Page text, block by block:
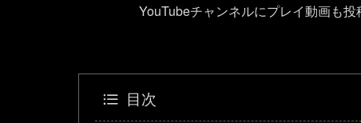
YouTubeチャンネルにプレイ動画も
目次